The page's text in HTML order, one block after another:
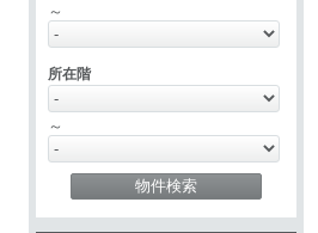
～
所在階
～